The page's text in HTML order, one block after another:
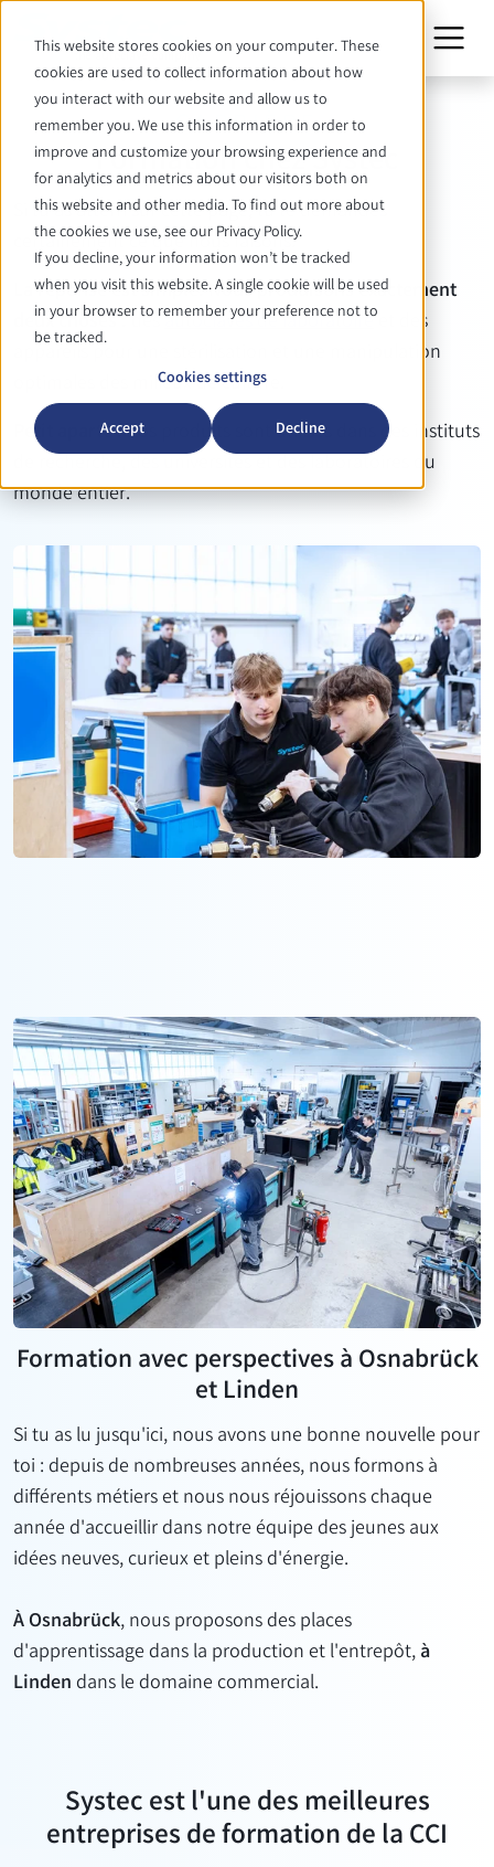
This website stores cookies on your computer. These
cookies are used to collect information about how
you interact with our website and allow us to
remember you. We use this information in order to
improve and customize your browsing experience and
for analytics and metrics about our visitors both on
this website and other media. To find out more about
the cookies we use, see our Privacy Policy.
If you decline, your information won’t be tracked
when you visit this website. A single cookie will be used
in your browser to remember your preference not to
be tracked.
Cookies settings
Accept Decline
CARRIÈRE
Formation chez Systec
Si tu as atterri sur cette page, tu te demandes
certainement ce que nous faisons.
La réponse est simple.Nous produisons exactement
deux choses :desautoclaves de laboratoire
et des
appareils pour une stérilisation et une manipulation
optimales des milieux de culture.
Petit aparté :nos produits sont utilisés dans des instituts
de recherche, des universités et des laboratoires du
monde entier.
Formation avec perspectives à Osnabrück
et Linden
Si tu as lu jusqu'ici, nous avons une bonne nouvelle pour
toi : depuis de nombreuses années, nous formons à
différents métiers et nous nous réjouissons chaque
année d'accueillir dans notre équipe des jeunes aux
idées neuves, curieux et pleins d'énergie.
ÀOsnabrück, nous proposons des places
d'apprentissage dans la production et l'entrepôt,à
Linden dans le domaine commercial.
Systec est l'une des meilleures
entreprises de formation de la CCI